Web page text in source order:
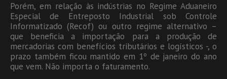
Porém, em relação às indústrias no Regime Aduaneiro
Especial de Entreposto Industrial sob Controle
Informatizado (Recof) ou outro regime alternativo –
que beneficia a importação para a produção de
mercadorias com benefícios tributários e logísticos -, o
prazo também ficou mantido em 1º de janeiro do ano
que vem. Não importa o faturamento.